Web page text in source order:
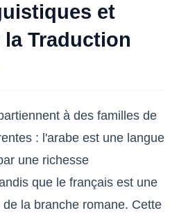
et
Traduction
à des familles de
: l'arabe est une langue
une richesse
que le français est une
la branche romane. Cette